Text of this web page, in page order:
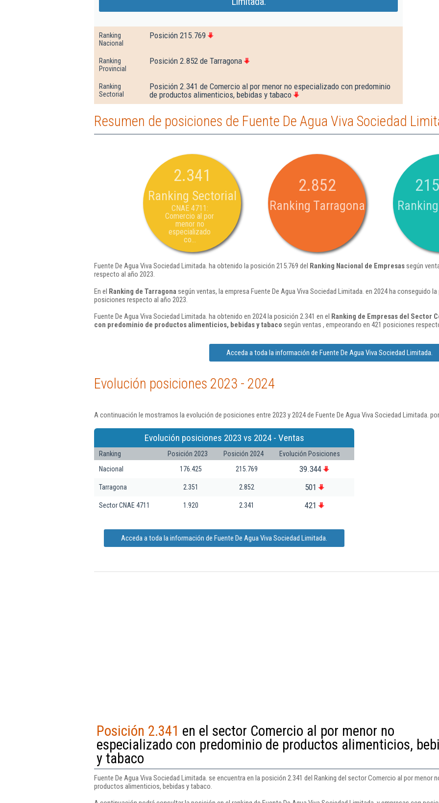
Ranking
Nacional
Posición 215.769
Ranking
Provincial
Posición 2.852 de Tarragona
Ranking
Sectorial
Posición 2.341 de Comercio al por menor no especializado con predominio
de productos alimenticios, bebidas y tabaco
Resumen de posiciones de Fuente De Agua Viva Sociedad
2.341
Ranking Sectorial
CNAE 4711:
Comercio al por
menor no
especializado
co...
2.852
Ranking Tarragona
Fuente De Agua Viva Sociedad Limitada. ha obtenido la posición 215.769 del Ranking Nacional de Empresassegún
respecto al año 2023.
En el Ranking de Tarragona según ventas, la empresa Fuente De Agua Viva Sociedad Limitada. en 2024 ha conseguido
posiciones respecto al año 2023.
Fuente De Agua Viva Sociedad Limitada. ha obtenido en 2024 la posición 2.341 en el Ranking de Empresas del Sector
con predominio de productos alimenticios, bebidas y tabaco según ventas , empeorando en 421 posiciones
Acceda a toda la información de Fuente De Agua Viva Sociedad Limitada.
Evolución posiciones 2023 - 2024
A continuación le mostramos la evolución de posiciones entre 2023 y 2024 de Fuente De Agua Viva Sociedad Limitada.
Evolución posiciones 2023 vs 2024 - Ventas
Ranking Posición 2023 Posición 2024
Evolución Posiciones
Nacional
176.425 215.769 39.344
Tarragona 2.351 2.852 501
Sector CNAE 4711 1.920 2.341 421
Acceda a toda la información de Fuente De Agua Viva Sociedad Limitada.
Posición 2.341 en el sector Comercio al por menor no
especializado con predominio de productos alimenticios,
y tabaco
Fuente De Agua Viva Sociedad Limitada. se encuentra en la posición 2.341 del Ranking del sector Comercio al por menor
productos alimenticios, bebidas y tabaco.